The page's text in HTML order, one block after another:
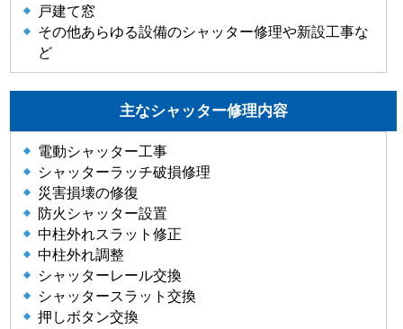
戸建て窓
その他あらゆる設備のシャッター修理や新設工事な
ど
主なシャッター修理内容
電動シャッター工事
シャッターラッチ破損修理
災害損壊の修復
防火シャッター設置
中柱外れスラット修正
中柱外れ調整
シャッターレール交換
シャッタースラット交換
押しボタン交換